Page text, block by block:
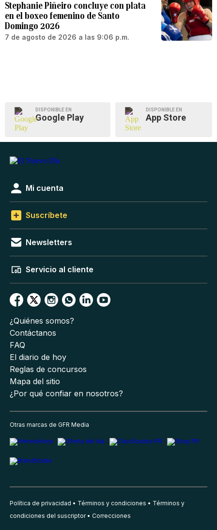
Stephanie Piñeiro concluye con plata
en el boxeo femenino de Santo
Domingo 2026
7 de agosto de 2026 a las 9:06 p.m.
DISPONIBLE EN
Google Play
DISPONIBLE EN
App Store
Mi cuenta
Suscríbete
Newsletters
Servicio al cliente
¿Quiénes somos?
Contáctanos
FAQ
El diario de hoy
Reglas de concursos
Mapa del sitio
¿Por qué confiar en nosotros?
Otras marcas de GFR Media
Política de privacidad Términos y condiciones
Términos y
condiciones del suscriptor
Correcciones